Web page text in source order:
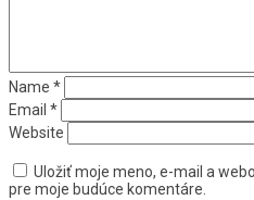
Name *
Email *
Website
Uložiť moje meno, e-mail a
pre moje budúce komentáre.